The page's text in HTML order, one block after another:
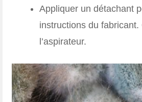
Appliquer un détachant
instructions du fabricant.
l’aspirateur.